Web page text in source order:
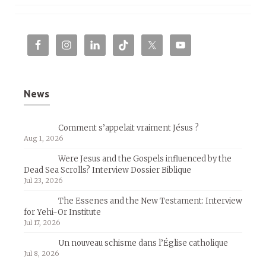
News
Comment s’appelait vraiment Jésus ?
Aug 1, 2026
Were Jesus and the Gospels influenced by the
Dead Sea Scrolls? Interview Dossier Biblique
Jul 23, 2026
The Essenes and the New Testament: Interview
for Yehi-Or Institute
Jul 17, 2026
Un nouveau schisme dans l’Église catholique
Jul 8, 2026